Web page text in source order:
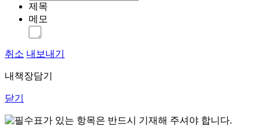
제목
메모
취소 내보내기
내책장담기
닫기
표가 있는 항목은 반드시 기재해 주셔야 합니다.